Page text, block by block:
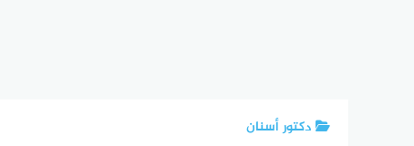
دكتور أسنان